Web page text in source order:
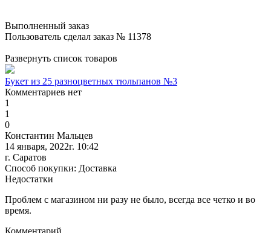
Выполненный заказ
Пользователь сделал заказ № 11378
Развернуть список товаров
Букет из 25 разноцветных тюльпанов №3
Комментариев нет
1
1
0
Константин Мальцев
14 января, 2022г. 10:42
г. Саратов
Способ покупки: Доставка
Недостатки
Проблем с магазином ни разу не было, всегда все четко и во
время.
Комментарий